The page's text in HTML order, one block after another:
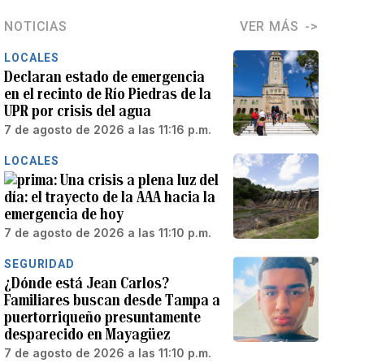
NOTICIAS VER MÁS
LOCALES
Declaran estado de emergencia
en el recinto de Río Piedras de la
UPR por crisis del agua
7 de agosto de 2026 a las 11:16 p.m.
LOCALES
Una crisis a plena luz del
día: el trayecto de la AAA hacia la
emergencia de hoy
7 de agosto de 2026 a las 11:10 p.m.
SEGURIDAD
¿Dónde está Jean Carlos?
Familiares buscan desde Tampa a
puertorriqueño presuntamente
desparecido en Mayagüez
7 de agosto de 2026 a las 11:10 p.m.